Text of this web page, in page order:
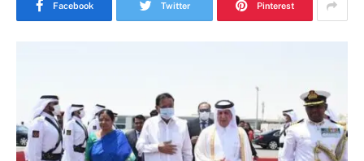
Facebook Twitter Pinterest